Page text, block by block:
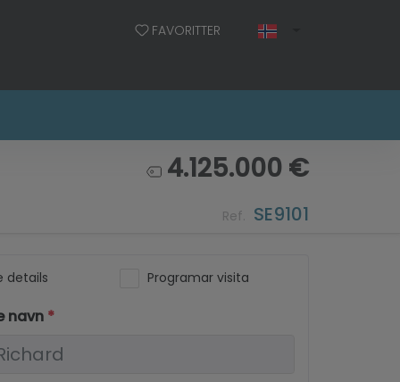
FAVORITTER
4.125.000 €
Ref. SE9101
details Programar visita
navn *